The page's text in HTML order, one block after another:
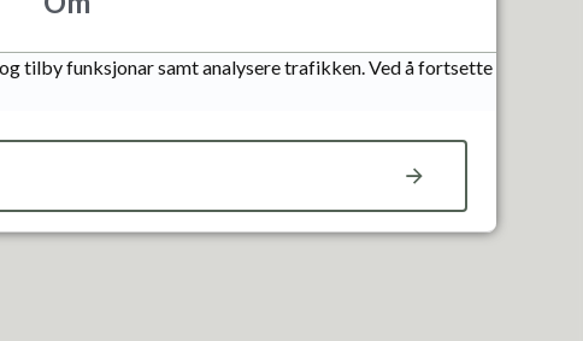
tilby funksjonar samt analysere trafikken. Ved å fortsette